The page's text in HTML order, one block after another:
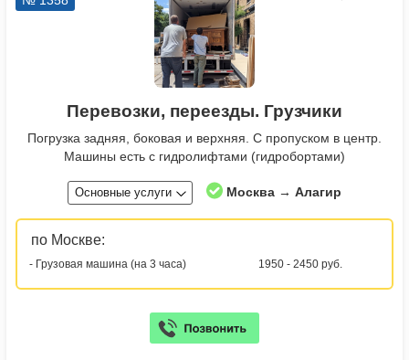
Перевозки, переезды. Грузчики
Погрузка задняя, боковая и верхняя. С пропуском в центр.
Машины есть с гидролифтами (гидробортами)
Основные услуги Москва → Алагир
по Москве:
- Грузовая машина (на 3 часа) 1950 - 2450 руб.